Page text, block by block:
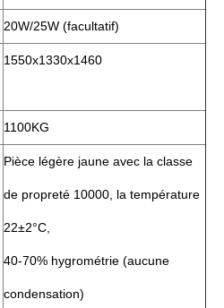
20W/25W (facultatif)
1550x1330x1460
1100KG
Pièce légère jaune avec la classe
de propreté 10000, la température
22±2°C,
40-70% hygrométrie (aucune
condensation)